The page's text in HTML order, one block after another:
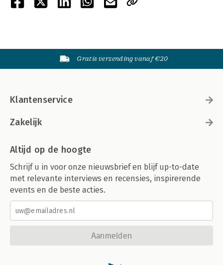
Gratis verzending vanaf €20
Klantenservice
Zakelijk
Altijd op de hoogte
Schrijf u in voor onze nieuwsbrief en blijf up-to-date
met relevante interviews en recensies, inspirerende
events en de beste acties.
Aanmelden